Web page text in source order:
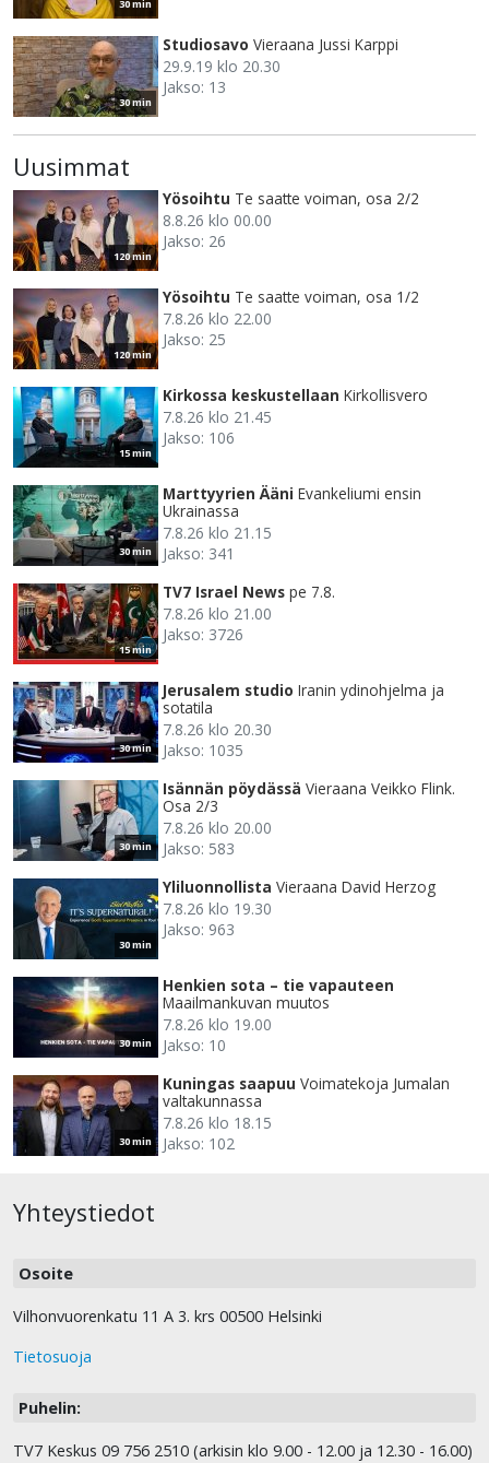
30 min
30 min
Studiosavo Vieraana Jussi Karppi
29.9.19 klo 20.30
Jakso: 13
Uusimmat
120 min
Yösoihtu Te saatte voiman, osa 2/2
8.8.26 klo 00.00
Jakso: 26
120 min
Yösoihtu Te saatte voiman, osa 1/2
7.8.26 klo 22.00
Jakso: 25
15 min
Kirkossa keskustellaan Kirkollisvero
7.8.26 klo 21.45
Jakso: 106
30 min
Marttyyrien Ääni Evankeliumi ensin
Ukrainassa
7.8.26 klo 21.15
Jakso: 341
15 min
TV7 Israel News pe 7.8.
7.8.26 klo 21.00
Jakso: 3726
30 min
Jerusalem studio Iranin ydinohjelma ja
sotatila
7.8.26 klo 20.30
Jakso: 1035
30 min
Isännän pöydässä Vieraana Veikko Flink.
Osa 2/3
7.8.26 klo 20.00
Jakso: 583
30 min
Yliluonnollista Vieraana David Herzog
7.8.26 klo 19.30
Jakso: 963
30 min
Henkien sota – tie vapauteen
Maailmankuvan muutos
7.8.26 klo 19.00
Jakso: 10
30 min
Kuningas saapuu Voimatekoja Jumalan
valtakunnassa
7.8.26 klo 18.15
Jakso: 102
Yhteystiedot
Osoite
Vilhonvuorenkatu 11 A 3. krs 00500 Helsinki
Tietosuoja
Puhelin:
TV7 Keskus 09 756 2510 (arkisin klo 9.00 - 12.00 ja 12.30 - 16.00)